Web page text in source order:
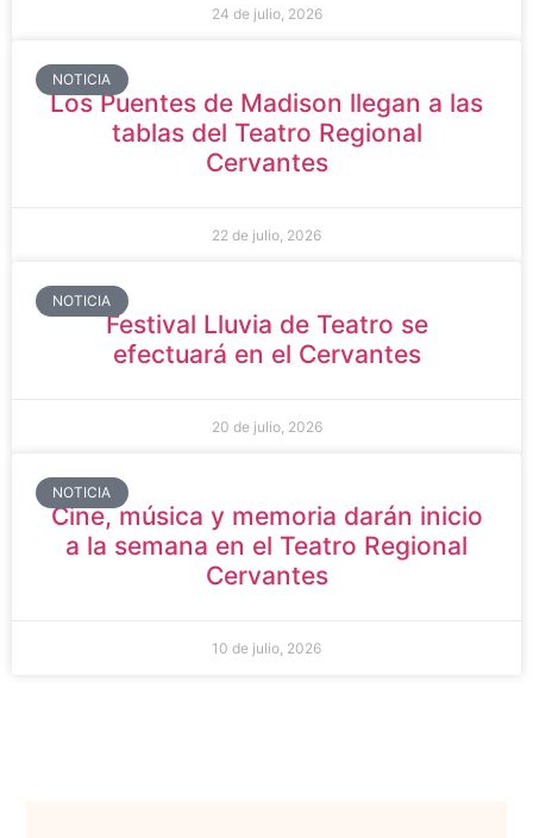
24 de julio, 2026
NOTICIA
Los Puentes de Madison llegan a las
tablas del Teatro Regional
Cervantes
22 de julio, 2026
NOTICIA
Festival Lluvia de Teatro se
efectuará en el Cervantes
20 de julio, 2026
NOTICIA
Cine, música y memoria darán inicio
a la semana en el Teatro Regional
Cervantes
10 de julio, 2026